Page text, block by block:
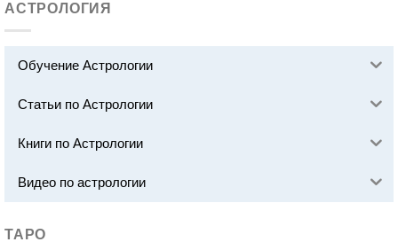
АСТРОЛОГИЯ
Обучение Астрологии
Статьи по Астрологии
Книги по Астрологии
Видео по астрологии
ТАРО